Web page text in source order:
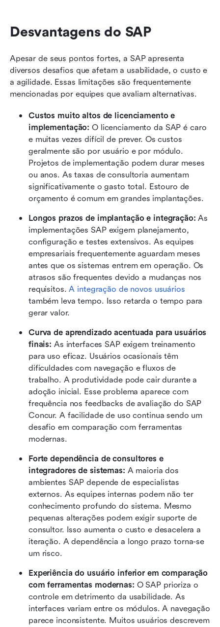
Desvantagens do SAP
Apesar de seus pontos fortes, a SAP apresenta
diversos desafios que afetam a usabilidade, o custo e
a agilidade. Essas limitações são frequentemente
mencionadas por equipes que avaliam alternativas.
Custos muito altos de licenciamento e
implementação: O licenciamento da SAP é caro
e muitas vezes difícil de prever. Os custos
geralmente são por usuário e por módulo.
Projetos de implementação podem durar meses
ou anos. As taxas de consultoria aumentam
significativamente o gasto total. Estouro de
orçamento é comum em grandes implantações.
Longos prazos de implantação e integração: As
implementações SAP exigem planejamento,
configuração e testes extensivos. As equipes
empresariais frequentemente aguardam meses
antes que os sistemas entrem em operação. Os
atrasos são frequentes devido a mudanças nos
requisitos. A integração de novos usuários
também leva tempo. Isso retarda o tempo para
gerar valor.
Curva de aprendizado acentuada para usuários
finais: As interfaces SAP exigem treinamento
para uso eficaz. Usuários ocasionais têm
dificuldades com navegação e fluxos de
trabalho. A produtividade pode cair durante a
adoção inicial. Esse problema aparece com
frequência nos feedbacks de avaliação do SAP
Concur. A facilidade de uso continua sendo um
desafio em comparação com ferramentas
modernas.
Forte dependência de consultores e
integradores de sistemas: A maioria dos
ambientes SAP depende de especialistas
externos. As equipes internas podem não ter
conhecimento profundo do sistema. Mesmo
pequenas alterações podem exigir suporte de
consultor. Isso aumenta o custo e desacelera a
iteração. A dependência a longo prazo torna-se
um risco.
Experiência do usuário inferior em comparação
com ferramentas modernas: O SAP prioriza o
controle em detrimento da usabilidade. As
interfaces variam entre os módulos. A navegação
parece inconsistente. Muitos usuários descrevem